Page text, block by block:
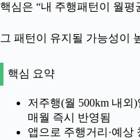
핵심은 “내 주행패턴이 월
그 패턴이 유지될 가능성이
핵심 요약
저주행(월 500km 내외
매월 즉시 반영됨
앱으로 주행거리·예상